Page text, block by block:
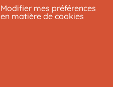
Modifier mes préférences
en matière de cookies